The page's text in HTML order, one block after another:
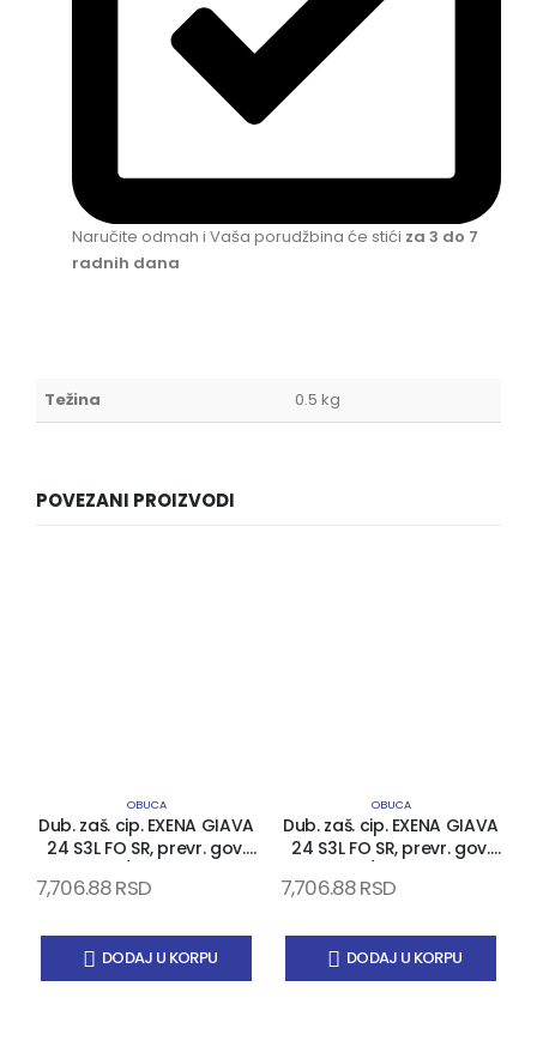
Naručite odmah i Vaša porudžbina će stići za 3 do 7
radnih dana
Težina 0.5 kg
POVEZANI PROIZVODI
OBUCA
Dub. zaš. cip. EXENA GIAVA
24 S3L FO SR, prevr. gov.
kapa i list, EN 20345
7,706.88RSD
DODAJ U KORPU
OBUCA
Dub. zaš. cip. EXENA GIAVA
24 S3L FO SR, prevr. gov.
kapa i list, EN 20345
7,706.88RSD
DODAJ U KORPU